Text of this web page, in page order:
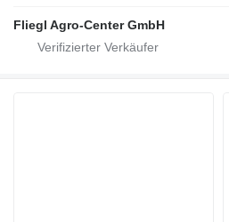
Fliegl Agro-Center GmbH